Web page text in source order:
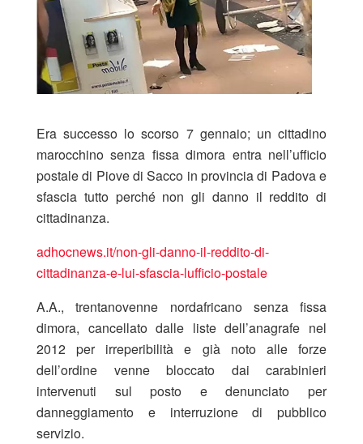
Era successo lo scorso 7 gennaio; un cittadino
marocchino senza fissa dimora entra nell’ufficio
postale di Piove di Sacco in provincia di Padova e
sfascia tutto perché non gli danno il reddito di
cittadinanza.
adhocnews.it/non-gli-danno-il-reddito-di-
cittadinanza-e-lui-sfascia-lufficio-postale
A.A., trentanovenne nordafricano senza fissa
dimora, cancellato dalle liste dell’anagrafe nel
2012 per irreperibilità e già noto alle forze
dell’ordine venne bloccato dai carabinieri
intervenuti sul posto e denunciato per
danneggiamento e interruzione di pubblico
servizio.